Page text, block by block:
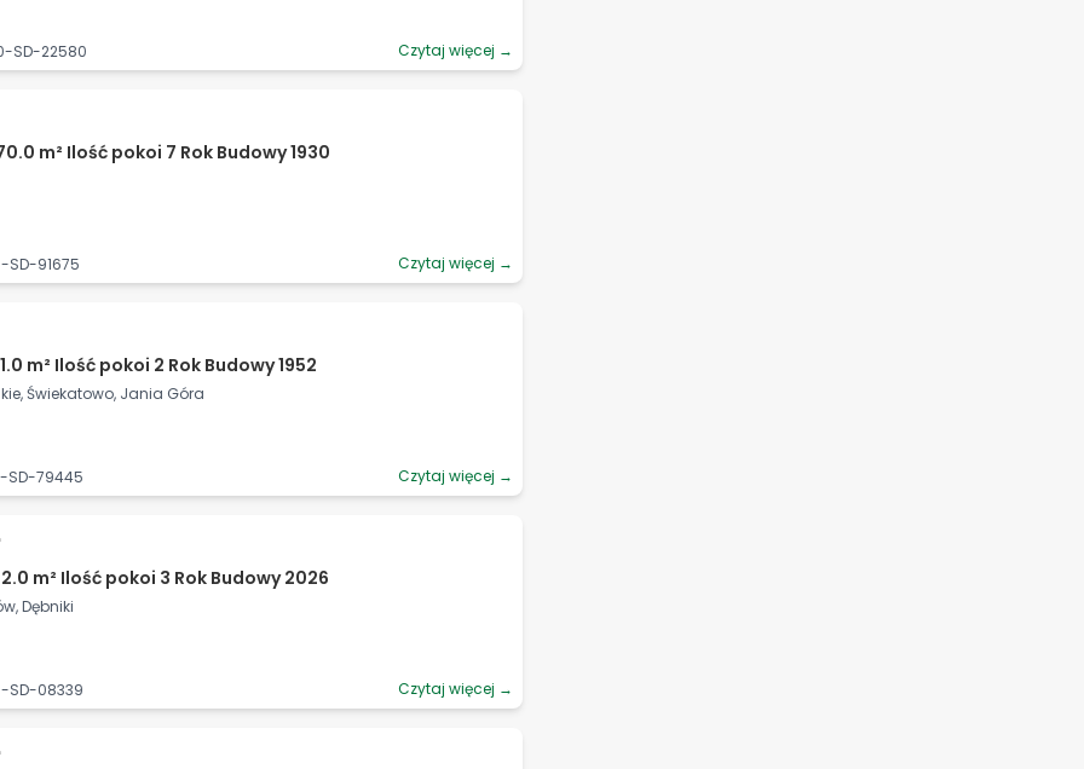
SD-22580 Czytaj więcej →
m² Ilość pokoi 7 Rok Budowy 1930
SD-91675 Czytaj więcej →
m² Ilość pokoi 2 Rok Budowy 1952
Świekatowo, Jania Góra
SD-79445 Czytaj więcej →
m² Ilość pokoi 3 Rok Budowy 2026
Dębniki
SD-08339 Czytaj więcej →